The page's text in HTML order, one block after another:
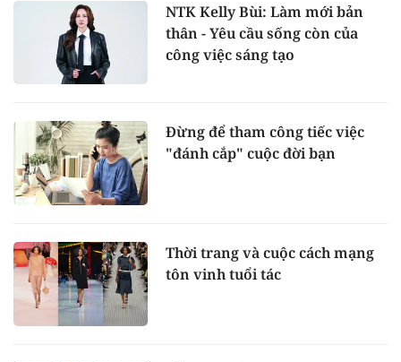
NTK Kelly Bùi: Làm mới bản
thân - Yêu cầu sống còn của
công việc sáng tạo
Đừng để tham công tiếc việc
"đánh cắp" cuộc đời bạn
Thời trang và cuộc cách mạng
tôn vinh tuổi tác